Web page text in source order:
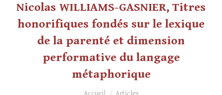
Nicolas WILLIAMS-GASNIER, Titres
honorifiques fondés sur le lexique
de la parenté et dimension
performative du langage
métaphorique